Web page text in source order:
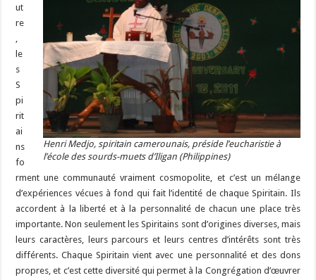
Henri Medjo, spiritain camerounais, préside l’eucharistie à
l’école des sourds-muets d’Iligan (Philippines)
ut
re
,
le
s
S
pi
rit
ai
ns
fo
rment une communauté vraiment cosmopolite, et c’est un mélange
d’expériences vécues à fond qui fait l’identité de chaque Spiritain. Ils
accordent à la liberté et à la personnalité de chacun une place très
importante. Non seulement les Spiritains sont d’origines diverses, mais
leurs caractères, leurs parcours et leurs centres d’intérêts sont très
différents. Chaque Spiritain vient avec une personnalité et des dons
propres, et c’est cette diversité qui permet à la Congrégation d’œuvrer